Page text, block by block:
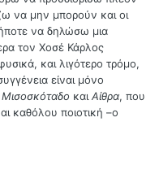
να μην μπορούν και οι
να δηλώσω μια
τον Χοσέ Κάρλος
και λιγότερο τρόμο,
είναι μόνο
και Αίθρα, που
καθόλου ποιοτική –ο